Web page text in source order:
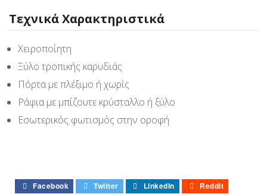
Τεχνικά Χαρακτηριστικά
Χειροποίητη
Ξύλο τροπικής καρυδιάς
Πόρτα με πλέξιμο ή χωρίς
Ράφια με μπίζουτε κρύσταλλο ή ξύλο
Εσωτερικός φωτισμός στην οροφή
Facebook Twitter LinkedIn
Reddit